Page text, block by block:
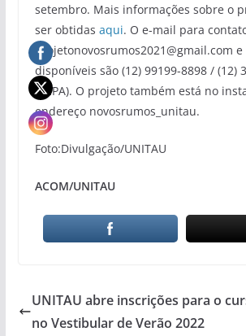
setembro. Mais informações sobre o
ser obtidas aqui. O e-mail para
projetonovosrumos2021@gmail.com
disponíveis são (12) 99199-8898 / (12)
(CEPA). O projeto também está no
endereço novosrumos_unitau.
Foto:Divulgação/UNITAU
ACOM/UNITAU
UNITAU abre inscrições para o
no Vestibular de Verão 2022